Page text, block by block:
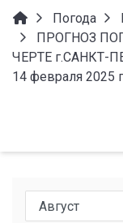
Погода
ПРОГНОЗ
ЧЕРТЕ г.САНКТ-
14 февраля 2025